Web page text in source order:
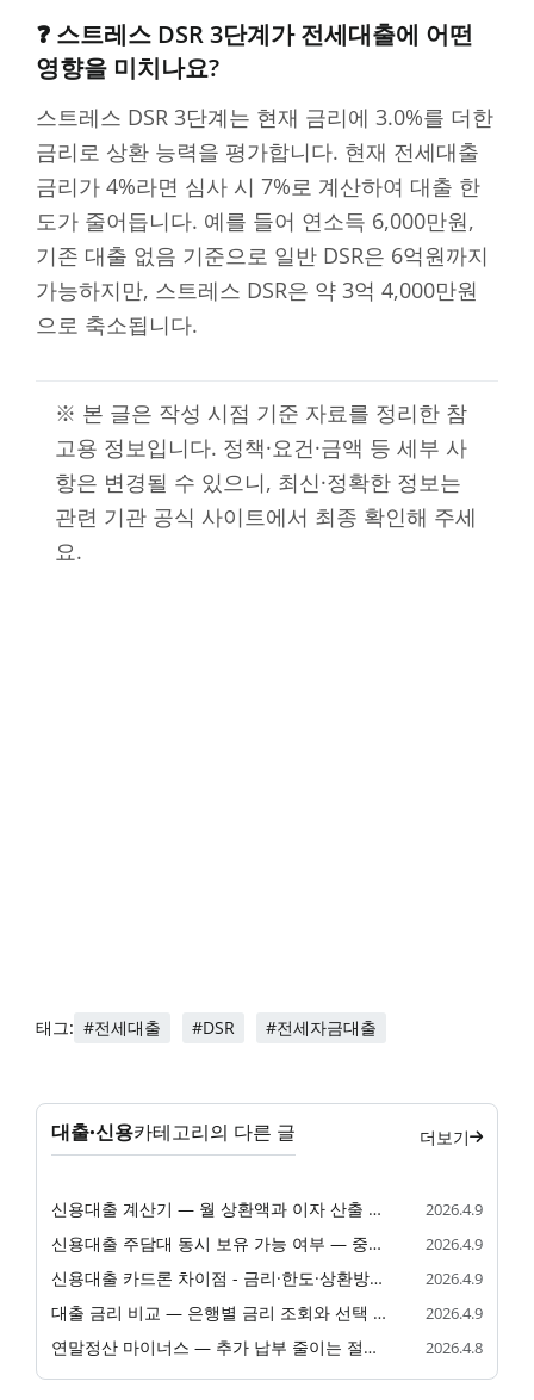
❓ 스트레스 DSR 3단계가 전세대출에 어떤
영향을 미치나요?
스트레스 DSR 3단계는 현재 금리에 3.0%를 더한
금리로 상환 능력을 평가합니다. 현재 전세대출
금리가 4%라면 심사 시 7%로 계산하여 대출 한
도가 줄어듭니다. 예를 들어 연소득 6,000만원,
기존 대출 없음 기준으로 일반 DSR은 6억원까지
가능하지만, 스트레스 DSR은 약 3억 4,000만원
으로 축소됩니다.
※ 본 글은 작성 시점 기준 자료를 정리한 참
고용 정보입니다. 정책·요건·금액 등 세부 사
항은 변경될 수 있으니, 최신·정확한 정보는
관련 기관 공식 사이트에서 최종 확인해 주세
요.
태그: #전세대출 #DSR #전세자금대출
대출·신용카테고리의 다른 글 더보기
신용대출 계산기 — 월 상환액과 이자 산출 방법 2026.4.9
신용대출 주담대 동시 보유 가능 여부 — 중복 대출 조건 총정리 2026.4.9
신용대출 카드론 차이점 - 금리·한도·상환방식·승인조건 비교 2026.4.9
대출 금리 비교 — 은행별 금리 조회와 선택 기준 2026.4.9
연말정산 마이너스 — 추가 납부 줄이는 절세 전략 2026.4.8